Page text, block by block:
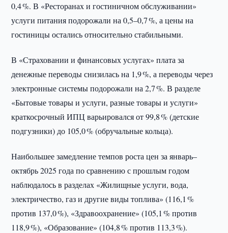
0,4 %. В «Ресторанах и гостиничном обслуживании»
услуги питания подорожали на 0,5–0,7 %, а цены на
гостиницы остались относительно стабильными.
В «Страховании и финансовых услугах» плата за
денежные переводы снизилась на 1,9 %, а переводы через
электронные системы подорожали на 2,7 %. В разделе
«Бытовые товары и услуги, разные товары и услуги»
краткосрочный ИПЦ варьировался от 99,8 % (детские
подгузники) до 105,0 % (обручальные кольца).
Наибольшее замедление темпов роста цен за январь–
октябрь 2025 года по сравнению с прошлым годом
наблюдалось в разделах «Жилищные услуги, вода,
электричество, газ и другие виды топлива» (116,1 %
против 137,0 %), «Здравоохранение» (105,1 % против
118,9 %), «Образование» (104,8 % против 113,3 %).